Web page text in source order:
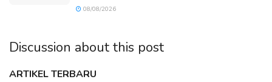
08/08/2026
Discussion about this post
ARTIKEL TERBARU